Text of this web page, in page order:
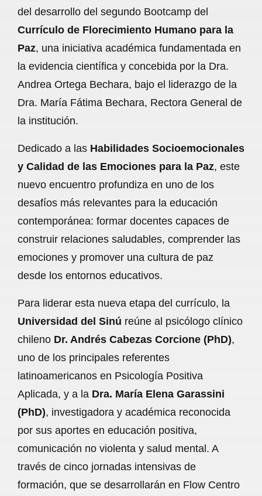
k p m
del desarrollo del segundo Bootcamp del
Currículo de Florecimiento Humano para la
Paz, una iniciativa académica fundamentada en
la evidencia científica y concebida por la Dra.
Andrea Ortega Bechara, bajo el liderazgo de la
Dra. María Fátima Bechara, Rectora General de
la institución.
Dedicado a las Habilidades Socioemocionales
y Calidad de las Emociones para la Paz, este
nuevo encuentro profundiza en uno de los
desafíos más relevantes para la educación
contemporánea: formar docentes capaces de
construir relaciones saludables, comprender las
emociones y promover una cultura de paz
desde los entornos educativos.
Para liderar esta nueva etapa del currículo, la
Universidad del Sinú reúne al psicólogo clínico
chileno Dr. Andrés Cabezas Corcione (PhD),
uno de los principales referentes
latinoamericanos en Psicología Positiva
Aplicada, y a la Dra. María Elena Garassini
(PhD), investigadora y académica reconocida
por sus aportes en educación positiva,
comunicación no violenta y salud mental. A
través de cinco jornadas intensivas de
formación, que se desarrollarán en Flow Centro